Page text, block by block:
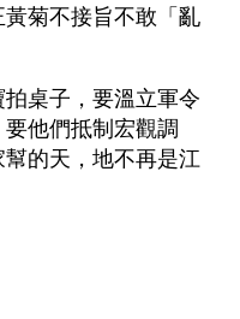
菊不接旨不敢「亂
桌子，要溫立軍令
他們抵制宏觀調
的天，地不再是江